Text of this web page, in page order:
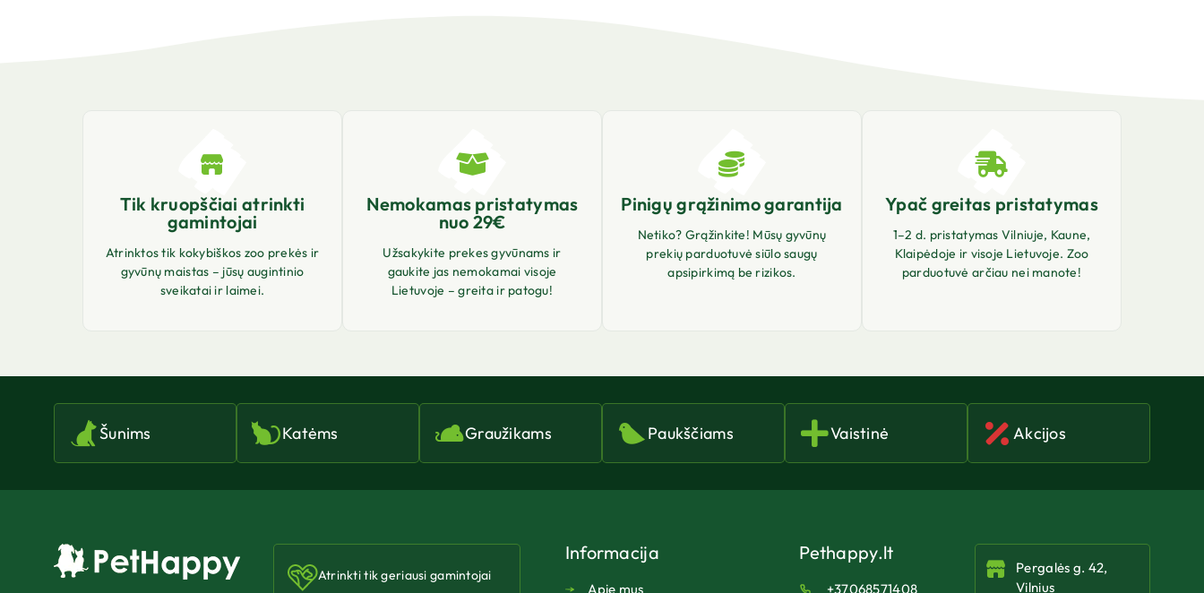
Tik kruopščiai atrinkti
gamintojai
Atrinktos tik kokybiškos zoo prekės ir
gyvūnų maistas – jūsų augintinio
sveikatai ir laimei.
Nemokamas pristatymas
nuo 29€
Užsakykite prekes gyvūnams ir
gaukite jas nemokamai visoje
Lietuvoje – greita ir patogu!
Pinigų grąžinimo garantija
Netiko? Grąžinkite! Mūsų gyvūnų
prekių parduotuvė siūlo saugų
apsipirkimą be rizikos.
Ypač greitas pristatymas
1–2 d. pristatymas Vilniuje, Kaune,
Klaipėdoje ir visoje Lietuvoje. Zoo
parduotuvė arčiau nei manote!
Šunims Katėms Graužikams Paukščiams Vaistinė Akcijos
Atrinkti tik geriausi gamintojai
Informacija
Apie mus
Pethappy.lt
+37068571408
Pergalės g. 42,
Vilnius